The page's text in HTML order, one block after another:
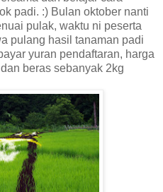
padi. :) Bulan oktober nanti
pulak, waktu ni peserta
pulang hasil tanaman padi
yuran pendaftaran, harga
beras sebanyak 2kg